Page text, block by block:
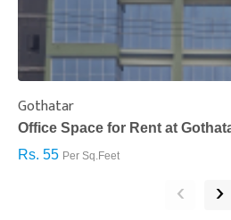
Gothatar
Office Space for Rent at
Rs. 55 Per Sq.Feet
‹ ›